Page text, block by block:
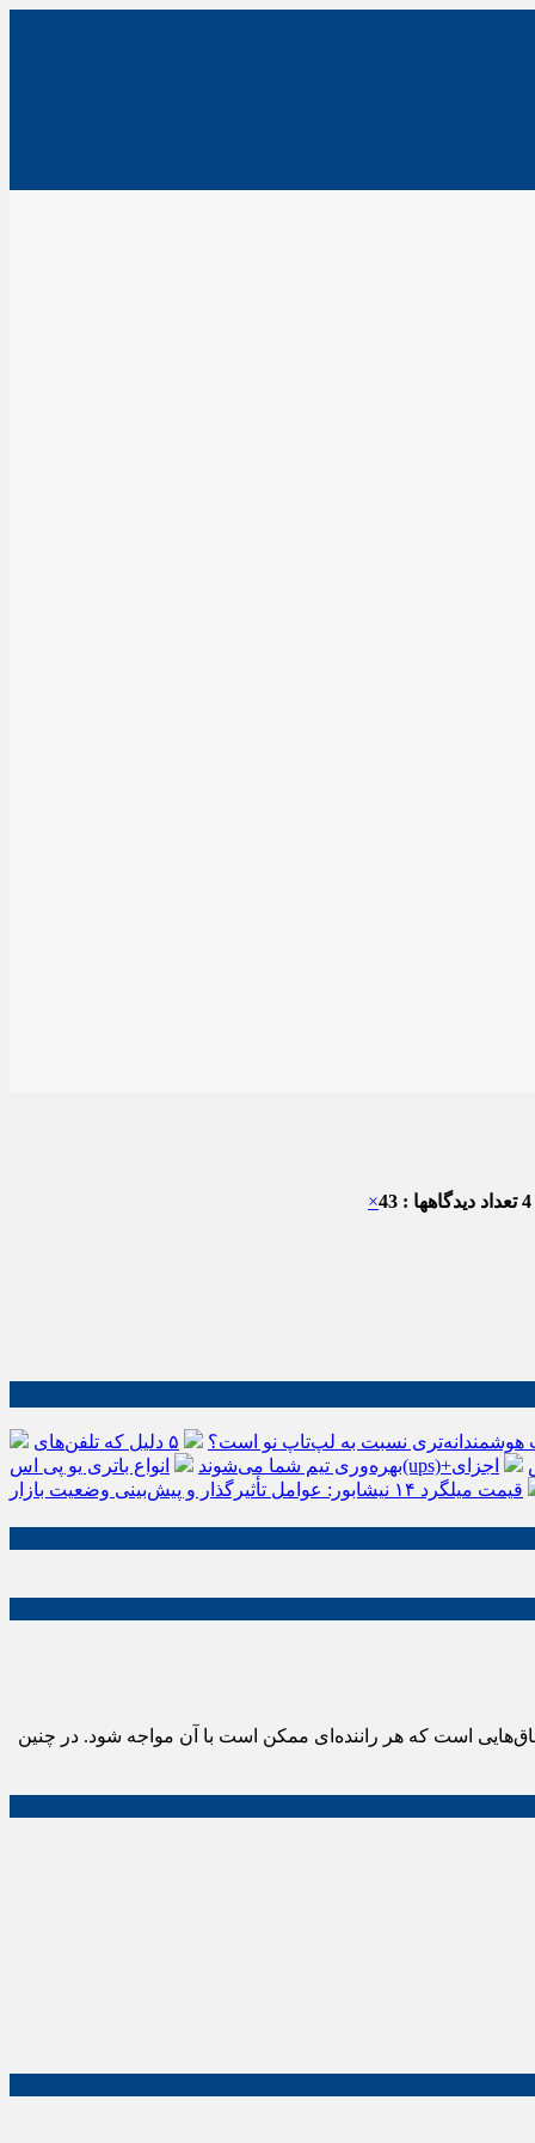
تعداد دیدگاهها : 43 ×
هوشمندانه‌تری نسبت به لپ‌تاپ نو است؟
۵ دلیل که تلفن‌های IP سیسکو باعث افزایش
بهره‌وری تیم شما می‌شوند
اجزای
قیمت میلگرد ۱۴ نیشابور: عوامل تأثیرگذار و پیش‌بینی وضعیت بازار
است که هر راننده‌ای ممکن است با آن مواجه شود. در چنین